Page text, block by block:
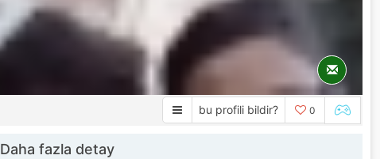
bu profili bildir? 0
Daha fazla detay